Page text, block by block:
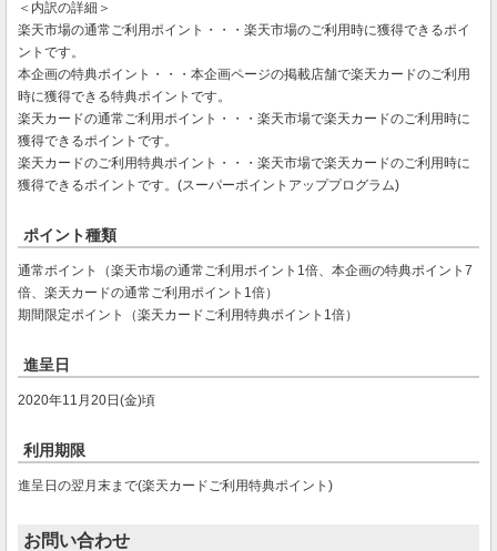
＜内訳の詳細＞
楽天市場の通常ご利用ポイント・・・楽天市場のご利用時に獲得できるポイ
ントです。
本企画の特典ポイント・・・本企画ページの掲載店舗で楽天カードのご利用
時に獲得できる特典ポイントです。
楽天カードの通常ご利用ポイント・・・楽天市場で楽天カードのご利用時に
獲得できるポイントです。
楽天カードのご利用特典ポイント・・・楽天市場で楽天カードのご利用時に
獲得できるポイントです。(スーパーポイントアッププログラム)
ポイント種類
通常ポイント（楽天市場の通常ご利用ポイント1倍、本企画の特典ポイント7
倍、楽天カードの通常ご利用ポイント1倍）
期間限定ポイント（楽天カードご利用特典ポイント1倍）
進呈日
2020年11月20日(金)頃
利用期限
進呈日の翌月末まで(楽天カードご利用特典ポイント)
お問い合わせ